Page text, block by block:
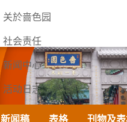
关於啬色园
社会责任
新闻中心
活动日志
联络我们
新闻稿 表格 刊物及